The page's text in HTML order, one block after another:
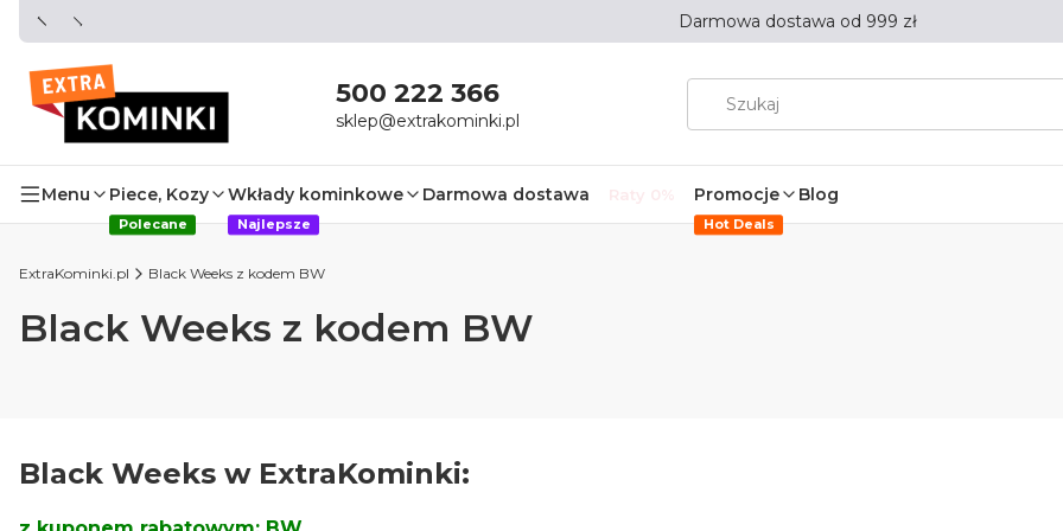
Darmowa dostawa od 999 zł
500 222 366
sklep@extrakominki.pl
Menu Piece, Kozy
Polecane
Wkłady kominkowe
Najlepsze
Darmowa dostawa Promocje
Hot Deals
Blog
ExtraKominki.pl Black Weeks z kodem BW
Black Weeks z kodem BW
Black Weeks w ExtraKominki: